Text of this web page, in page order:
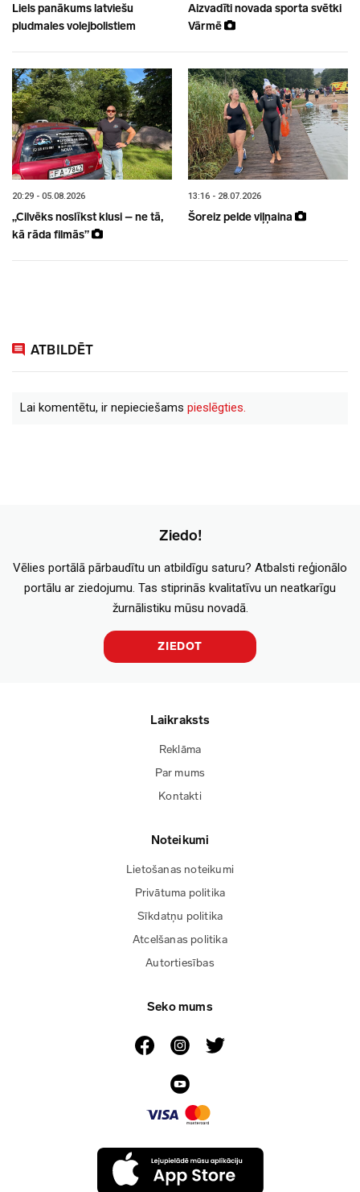
Liels panākums latviešu
pludmales volejbolistiem
Aizvadīti novada sporta svētki
Vārmē
20:29 - 05.08.2026
„Cilvēks noslīkst klusi – ne tā,
kā rāda filmās”
13:16 - 28.07.2026
Šoreiz pelde viļņaina
ATBILDĒT
Lai komentētu, ir nepieciešams pieslēgties.
Ziedo!
Vēlies portālā pārbaudītu un atbildīgu saturu? Atbalsti reģionālo
portālu ar ziedojumu. Tas stiprinās kvalitatīvu un neatkarīgu
žurnālistiku mūsu novadā.
ZIEDOT
Laikraksts
Reklāma
Par mums
Kontakti
Noteikumi
Lietošanas noteikumi
Privātuma politika
Sīkdatņu politika
Atcelšanas politika
Autortiesības
Seko mums